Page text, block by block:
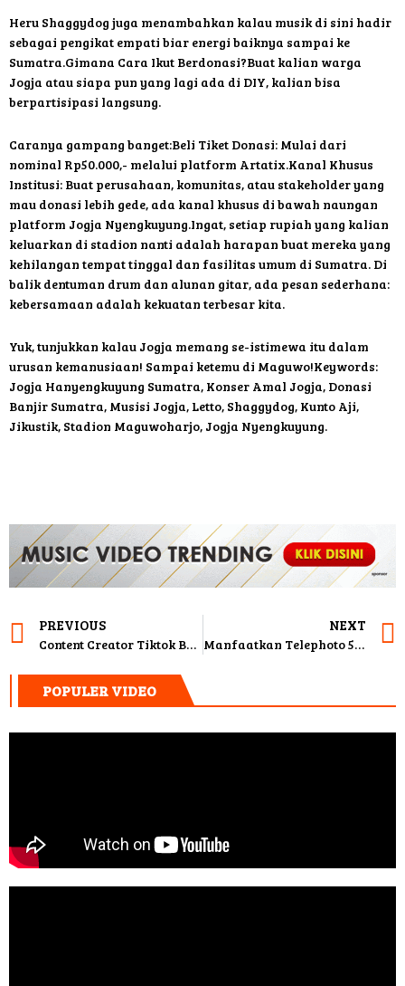
Heru Shaggydog juga menambahkan kalau musik di sini hadir
sebagai pengikat empati biar energi baiknya sampai ke
Sumatra.Gimana Cara Ikut Berdonasi?Buat kalian warga
Jogja atau siapa pun yang lagi ada di DIY, kalian bisa
berpartisipasi langsung.
Caranya gampang banget:Beli Tiket Donasi: Mulai dari
nominal Rp50.000,- melalui platform Artatix.Kanal Khusus
Institusi: Buat perusahaan, komunitas, atau stakeholder yang
mau donasi lebih gede, ada kanal khusus di bawah naungan
platform Jogja Nyengkuyung.Ingat, setiap rupiah yang kalian
keluarkan di stadion nanti adalah harapan buat mereka yang
kehilangan tempat tinggal dan fasilitas umum di Sumatra. Di
balik dentuman drum dan alunan gitar, ada pesan sederhana:
kebersamaan adalah kekuatan terbesar kita.
Yuk, tunjukkan kalau Jogja memang se-istimewa itu dalam
urusan kemanusiaan! Sampai ketemu di Maguwo!Keywords:
Jogja Hanyengkuyung Sumatra, Konser Amal Jogja, Donasi
Banjir Sumatra, Musisi Jogja, Letto, Shaggydog, Kunto Aji,
Jikustik, Stadion Maguwoharjo, Jogja Nyengkuyung.
PREVIOUS
Content Creator Tiktok Bongkar Misteri Audio Visual Cita Rahayu yang Mencekam
NEXT
Manfaatkan Telephoto 5x untuk Menciptakan Cerita yang Artistik
POPULER VIDEO